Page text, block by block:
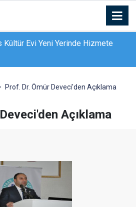
bina alevlere teslim oldu:
itfaiye merdivenle kurtardı
Prof. Dr. Ömür Deveci'den Açıklama
Açıklama